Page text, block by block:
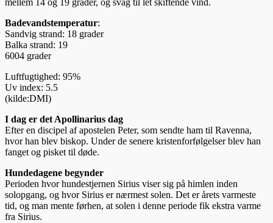
mellem 14 og 19 grader, og svag til let skiftende vind.
Badevandstemperatur:
Sandvig strand: 18 grader
Balka strand: 19
6004 grader
Luftfugtighed: 95%
Uv index: 5.5
(kilde:DMI)
I dag er det Apollinarius dag
Efter en discipel af apostelen Peter, som sendte ham til Ravenna,
hvor han blev biskop. Under de senere kristenforfølgelser blev han
fanget og pisket til døde.
Hundedagene begynder
Perioden hvor hundestjernen Sirius viser sig på himlen inden
solopgang, og hvor Sirius er nærmest solen. Det er årets varmeste
tid, og man mente førhen, at solen i denne periode fik ekstra varme
fra Sirius.